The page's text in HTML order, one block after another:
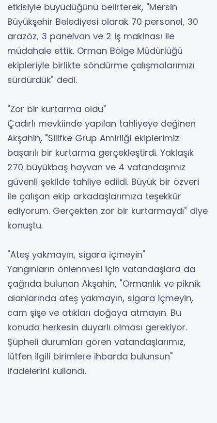
etkisiyle büyüdüğünü belirterek, "Mersin
Büyükşehir Belediyesi olarak 70 personel, 30
arazöz, 3 panelvan ve 2 iş makinası ile
müdahale ettik. Orman Bölge Müdürlüğü
ekipleriyle birlikte söndürme çalışmalarımızı
sürdürdük" dedi.
"Zor bir kurtarma oldu"
Çadırlı mevkiinde yapılan tahliyeye değinen
Akşahin, "Silifke Grup Amirliği ekiplerimiz
başarılı bir kurtarma gerçekleştirdi. Yaklaşık
270 büyükbaş hayvan ve 4 vatandaşımız
güvenli şekilde tahliye edildi. Büyük bir özveri
ile çalışan ekip arkadaşlarımıza teşekkür
ediyorum. Gerçekten zor bir kurtarmaydı" diye
konuştu.
"Ateş yakmayın, sigara içmeyin"
Yangınların önlenmesi için vatandaşlara da
çağrıda bulunan Akşahin, "Ormanlık ve piknik
alanlarında ateş yakmayın, sigara içmeyin,
cam şişe ve atıkları doğaya atmayın. Bu
konuda herkesin duyarlı olması gerekiyor.
Şüpheli durumları gören vatandaşlarımız,
lütfen ilgili birimlere ihbarda bulunsun"
ifadelerini kullandı.